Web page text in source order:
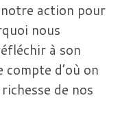
action pour
nous
à son
d’où on
de nos